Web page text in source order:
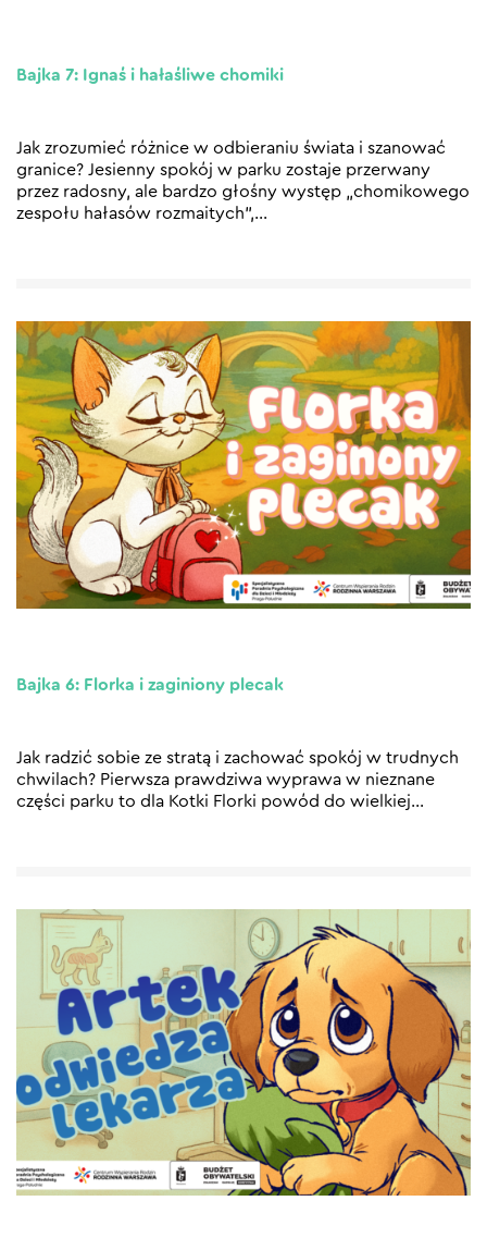
Bajka 7: Ignaś i hałaśliwe chomiki
Jak zrozumieć różnice w odbieraniu świata i szanować
granice? Jesienny spokój w parku zostaje przerwany
przez radosny, ale bardzo głośny występ „chomikowego
zespołu hałasów rozmaitych”,…
Bajka 6: Florka i zaginiony plecak
Jak radzić sobie ze stratą i zachować spokój w trudnych
chwilach? Pierwsza prawdziwa wyprawa w nieznane
części parku to dla Kotki Florki powód do wielkiej…